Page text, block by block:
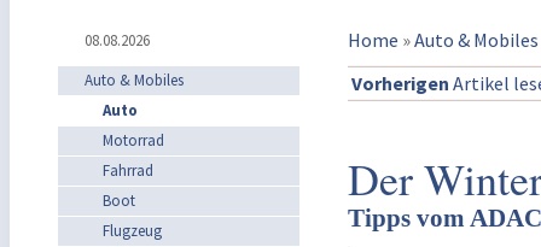
08.08.2026 Home »Auto & Mobiles
Auto & Mobiles
Auto
Motorrad
Fahrrad
Boot
Flugzeug
Vorherigen Artikel
Der
Tipps vom ADAC